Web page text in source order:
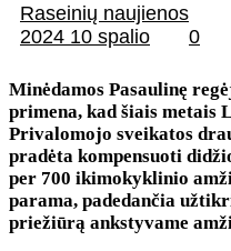
Raseinių naujienos
2024 10 spalio
0
Minėdamos Pasaulinę
primena, kad šiais metais
Privalomojo sveikatos
pradėta kompensuoti
per 700 ikimokyklinio
parama, padedančia
priežiūrą ankstyvame